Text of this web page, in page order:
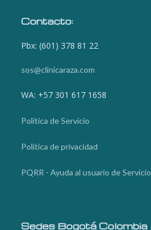
Contacto:
Pbx: (601) 378 81 22
sos@clinicaraza.com
WA: +57 301 617 1658
Política de Servicio
Política de privacidad
PQRR - Ayuda al usuario de Servicio
Sedes Bogotá Colombia